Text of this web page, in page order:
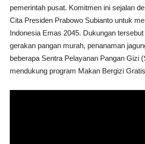
pemerintah pusat. Komitmen ini sejalan
Cita Presiden Prabowo Subianto untuk
Indonesia Emas 2045. Dukungan
gerakan pangan murah, penanaman
beberapa Sentra Pelayanan Pangan Gizi
mendukung program Makan Bergizi